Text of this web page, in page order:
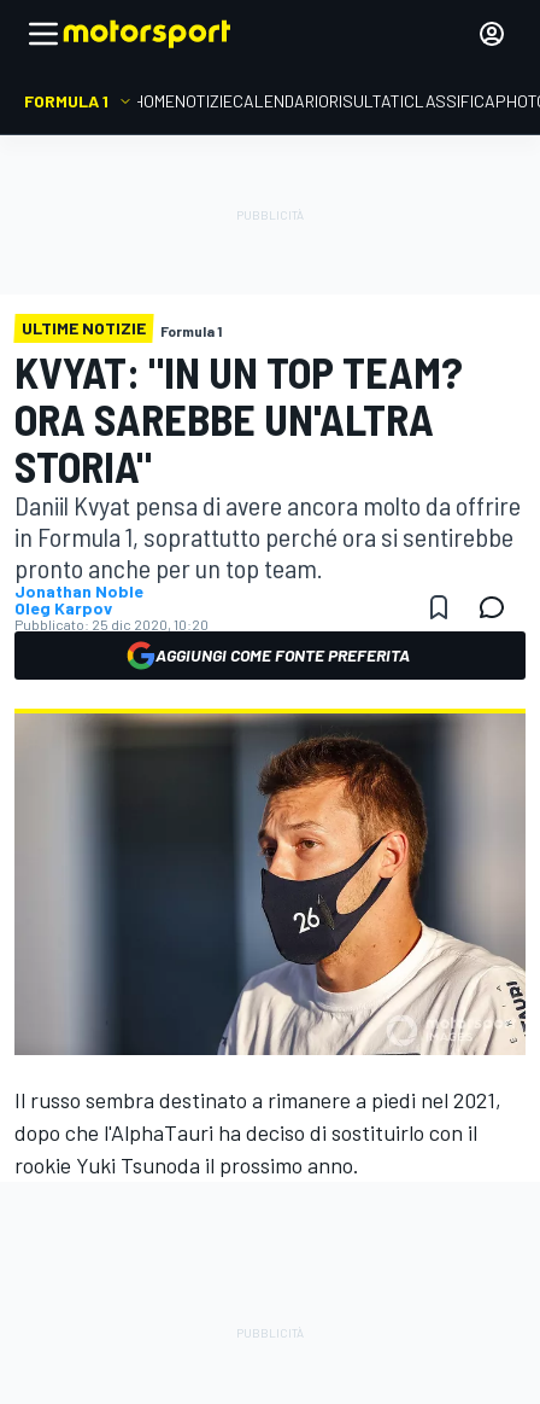
FORMULA 1 HOMENOTIZIECALENDARIORISULTATICLASSIFICA
ULTIME NOTIZIE Formula 1
KVYAT: "IN UN TOP TEAM?
ORA SAREBBE UN'ALTRA
STORIA"
Daniil Kvyat pensa di avere ancora molto da offrire
in Formula 1, soprattutto perché ora si sentirebbe
pronto anche per un top team.
Jonathan Noble
Oleg Karpov
Pubblicato: 25 dic 2020, 10:20
AGGIUNGI COME FONTE PREFERITA
Il russo sembra destinato a rimanere a piedi nel 2021,
dopo che l'AlphaTauri ha deciso di sostituirlo con il
rookie Yuki Tsunoda il prossimo anno.